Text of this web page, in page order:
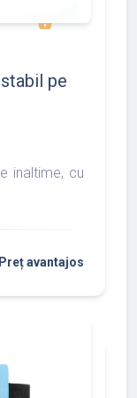
shopping_basket
pe
inaltime, cu
Preț avantajos